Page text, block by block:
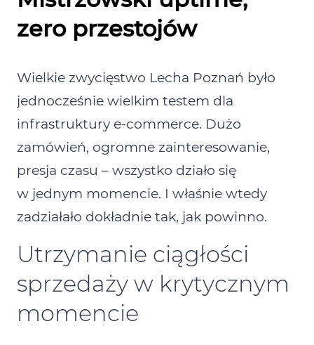
zero przestojów
Wielkie zwycięstwo Lecha Poznań było
jednocześnie wielkim testem dla
infrastruktury e‑commerce. Dużo
zamówień, ogromne zainteresowanie,
presja czasu – wszystko działo się
w jednym momencie. I właśnie wtedy
zadziałało dokładnie tak, jak powinno.
Utrzymanie ciągłości
sprzedaży w krytycznym
momencie